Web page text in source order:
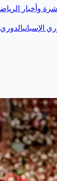
وأخبار
الإسبانيالدوري